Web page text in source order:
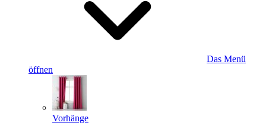
Das Menü
öffnen
Vorhänge